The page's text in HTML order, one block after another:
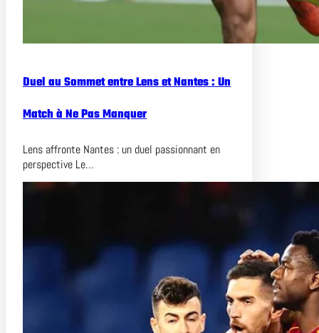
Duel au Sommet entre Lens et Nantes : Un
Match à Ne Pas Manquer
Lens affronte Nantes : un duel passionnant en
perspective Le…